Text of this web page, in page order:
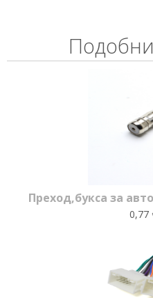
Преход,букса за
0,77